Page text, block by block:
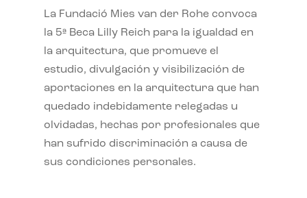
La Fundació Mies van der Rohe convoca
la 5ª Beca Lilly Reich para la igualdad en
la arquitectura, que promueve el
estudio, divulgación y visibilización de
aportaciones en la arquitectura que han
quedado indebidamente relegadas u
olvidadas, hechas por profesionales que
han sufrido discriminación a causa de
sus condiciones personales.